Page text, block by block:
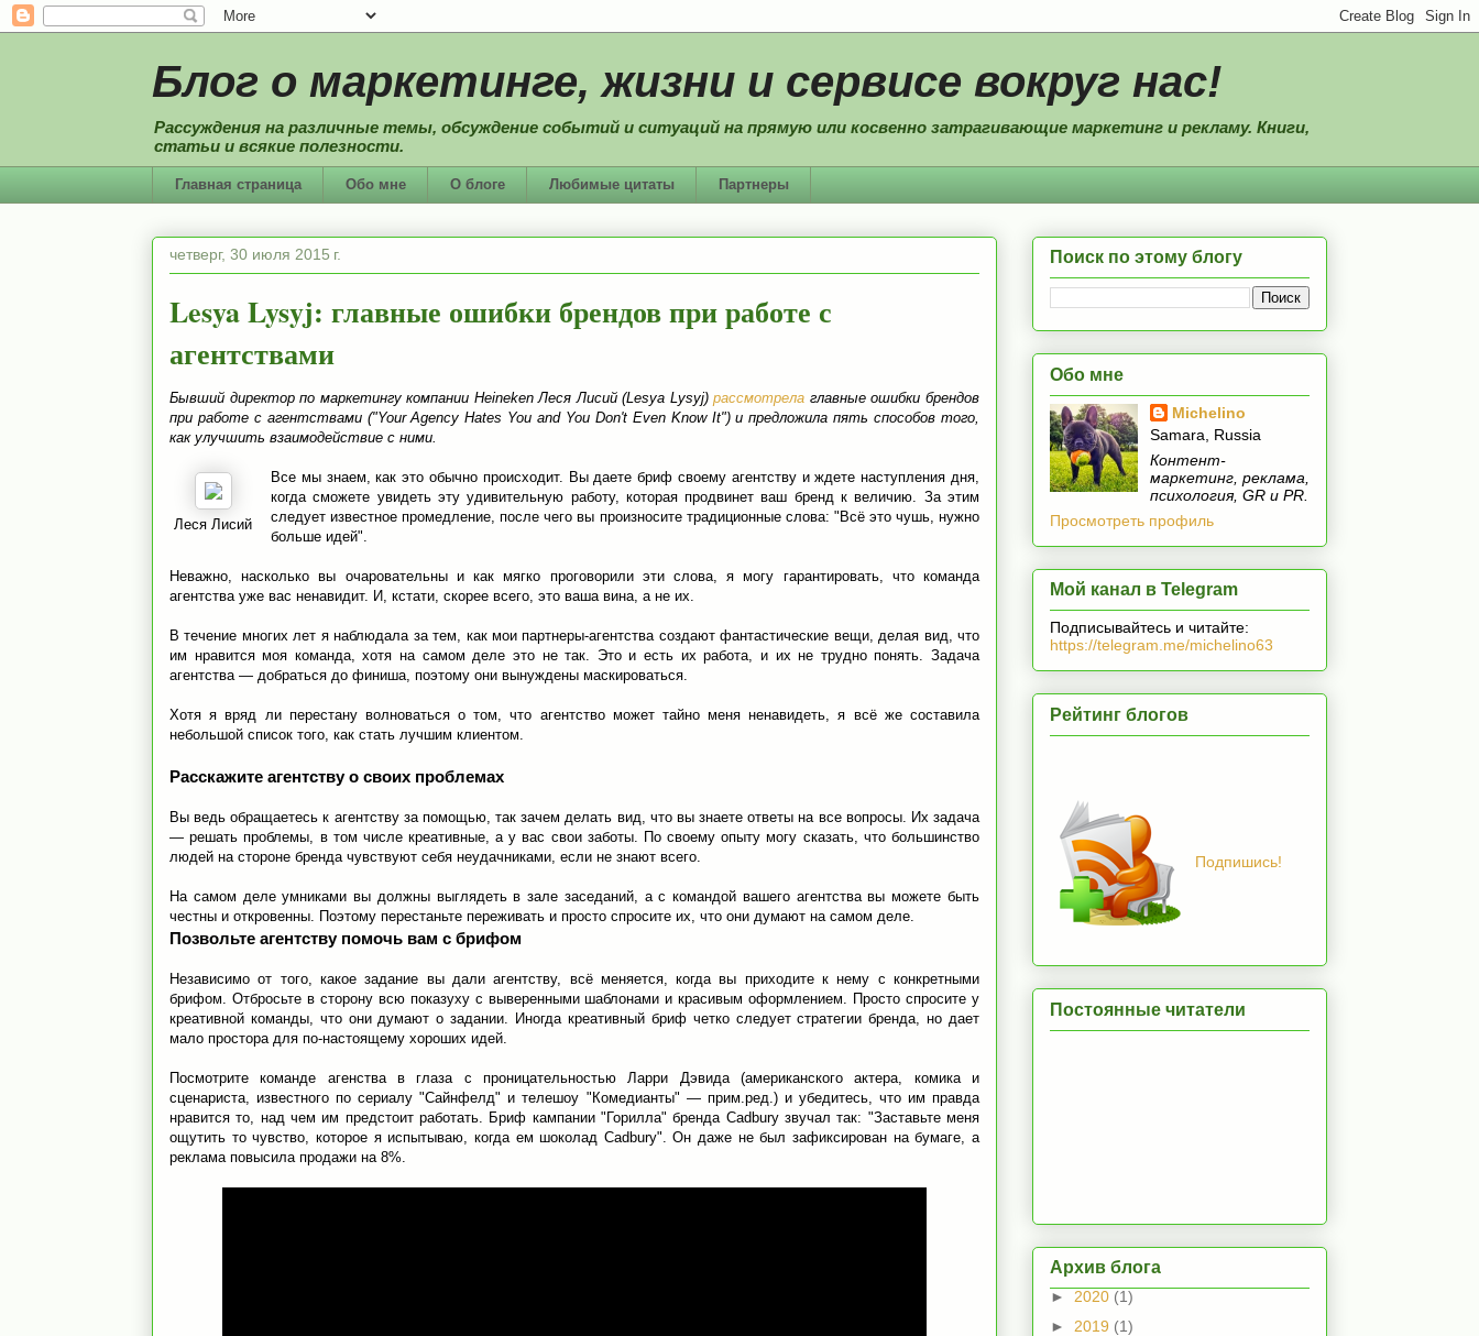
Блог о маркетинге, жизни и сервисе вокруг нас!
Рассуждения на различные темы, обсуждение событий и ситуаций на прямую или косвенно затрагивающие маркетинг и рекламу. Книги,
статьи и всякие полезности.
Главная страница Обо мне О блоге Любимые цитаты Партнеры
четверг, 30 июля 2015 г.
Lesya Lysyj: главные ошибки брендов при работе с
агентствами
Бывший директор по маркетингу компании Heineken Леся Лисий (Lesya Lysyj)рассмотрела главные ошибки брендов
при работе с агентствами ("Your Agency Hates You and You Don't Even Know It") и предложила пять способов того,
как улучшить взаимодействие с ними.
Леся Лисий
Все мы знаем, как это обычно происходит. Вы даете бриф своему агентству и ждете наступления дня,
когда сможете увидеть эту удивительную работу, которая продвинет ваш бренд к величию. За этим
следует известное промедление, после чего вы произносите традиционные слова: "Всё это чушь, нужно
больше идей".
Неважно, насколько вы очаровательны и как мягко проговорили эти слова, я могу гарантировать, что команда
агентства уже вас ненавидит. И, кстати, скорее всего, это ваша вина, а не их.
В течение многих лет я наблюдала за тем, как мои партнеры-агентства создают фантастические вещи, делая вид, что
им нравится моя команда, хотя на самом деле это не так. Это и есть их работа, и их не трудно понять. Задача
агентства — добраться до финиша, поэтому они вынуждены маскироваться.
Хотя я вряд ли перестану волноваться о том, что агентство может тайно меня ненавидеть, я всё же составила
небольшой список того, как стать лучшим клиентом.
Расскажите агентству о своих проблемах
Вы ведь обращаетесь к агентству за помощью, так зачем делать вид, что вы знаете ответы на все вопросы. Их задача
— решать проблемы, в том числе креативные, а у вас свои заботы. По своему опыту могу сказать, что большинство
людей на стороне бренда чувствуют себя неудачниками, если не знают всего.
На самом деле умниками вы должны выглядеть в зале заседаний, а с командой вашего агентства вы можете быть
честны и откровенны. Поэтому перестаньте переживать и просто спросите их, что они думают на самом деле.
Позвольте агентству помочь вам с брифом
Независимо от того, какое задание вы дали агентству, всё меняется, когда вы приходите к нему с конкретными
брифом. Отбросьте в сторону всю показуху с выверенными шаблонами и красивым оформлением. Просто спросите у
креативной команды, что они думают о задании. Иногда креативный бриф четко следует стратегии бренда, но дает
мало простора для по-настоящему хороших идей.
Посмотрите команде агенства в глаза с проницательностью Ларри Дэвида (американского актера, комика и
сценариста, известного по сериалу "Сайнфелд" и телешоу "Комедианты" — прим.ред.) и убедитесь, что им правда
нравится то, над чем им предстоит работать. Бриф кампании "Горилла" бренда Cadbury звучал так: "Заставьте меня
ощутить то чувство, которое я испытываю, когда ем шоколад Cadbury". Он даже не был зафиксирован на бумаге, а
реклама повысила продажи на 8%.
Поиск по этому блогу
Обо мне
Michelino
Samara, Russia
Контент-
маркетинг, реклама,
психология, GR и PR.
Просмотреть профиль
Мой канал в Telegram
Подписывайтесь и читайте:
https://telegram.me/michelino63
Рейтинг блогов
Подпишись!
Постоянные читатели
Архив блога
► 2020 (1)
► 2019 (1)